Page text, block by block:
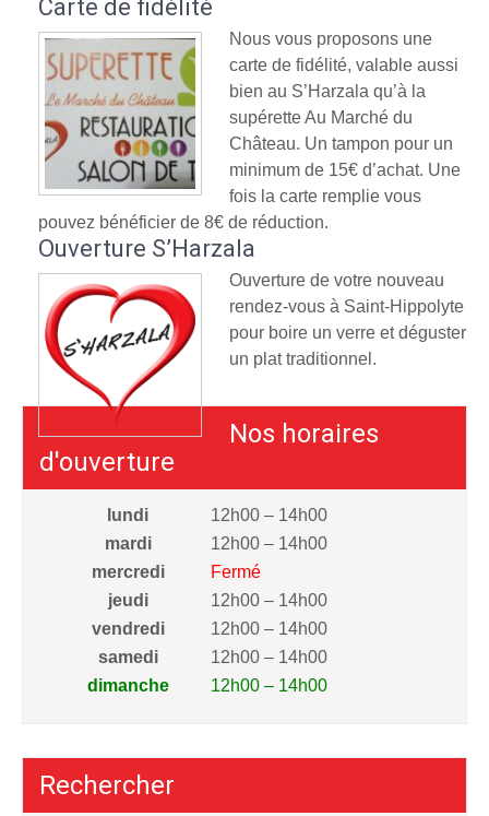
Carte de fidélité
Nous vous proposons une
carte de fidélité, valable aussi
bien au S’Harzala qu’à la
supérette Au Marché du
Château. Un tampon pour un
minimum de 15€ d’achat. Une
fois la carte remplie vous
pouvez bénéficier de 8€ de réduction.
Ouverture S’Harzala
Ouverture de votre nouveau
rendez-vous à Saint-Hippolyte
pour boire un verre et déguster
un plat traditionnel.
Nos horaires
d'ouverture
lundi
12h00 – 14h00
mardi
12h00 – 14h00
mercredi
Fermé
jeudi
12h00 – 14h00
vendredi
12h00 – 14h00
samedi
12h00 – 14h00
dimanche
12h00 – 14h00
Rechercher